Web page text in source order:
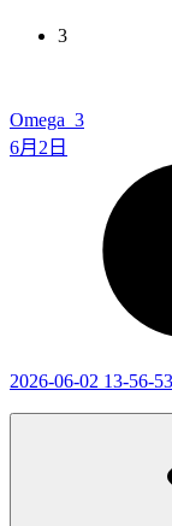
3
Omega_3
6月2日
2026-06-02 13-56-